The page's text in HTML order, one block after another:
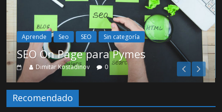
Aprende Seo SEO Sin categoría
SEO On Page para Pymes
Dimitar Kostadinov 0
Recomendado